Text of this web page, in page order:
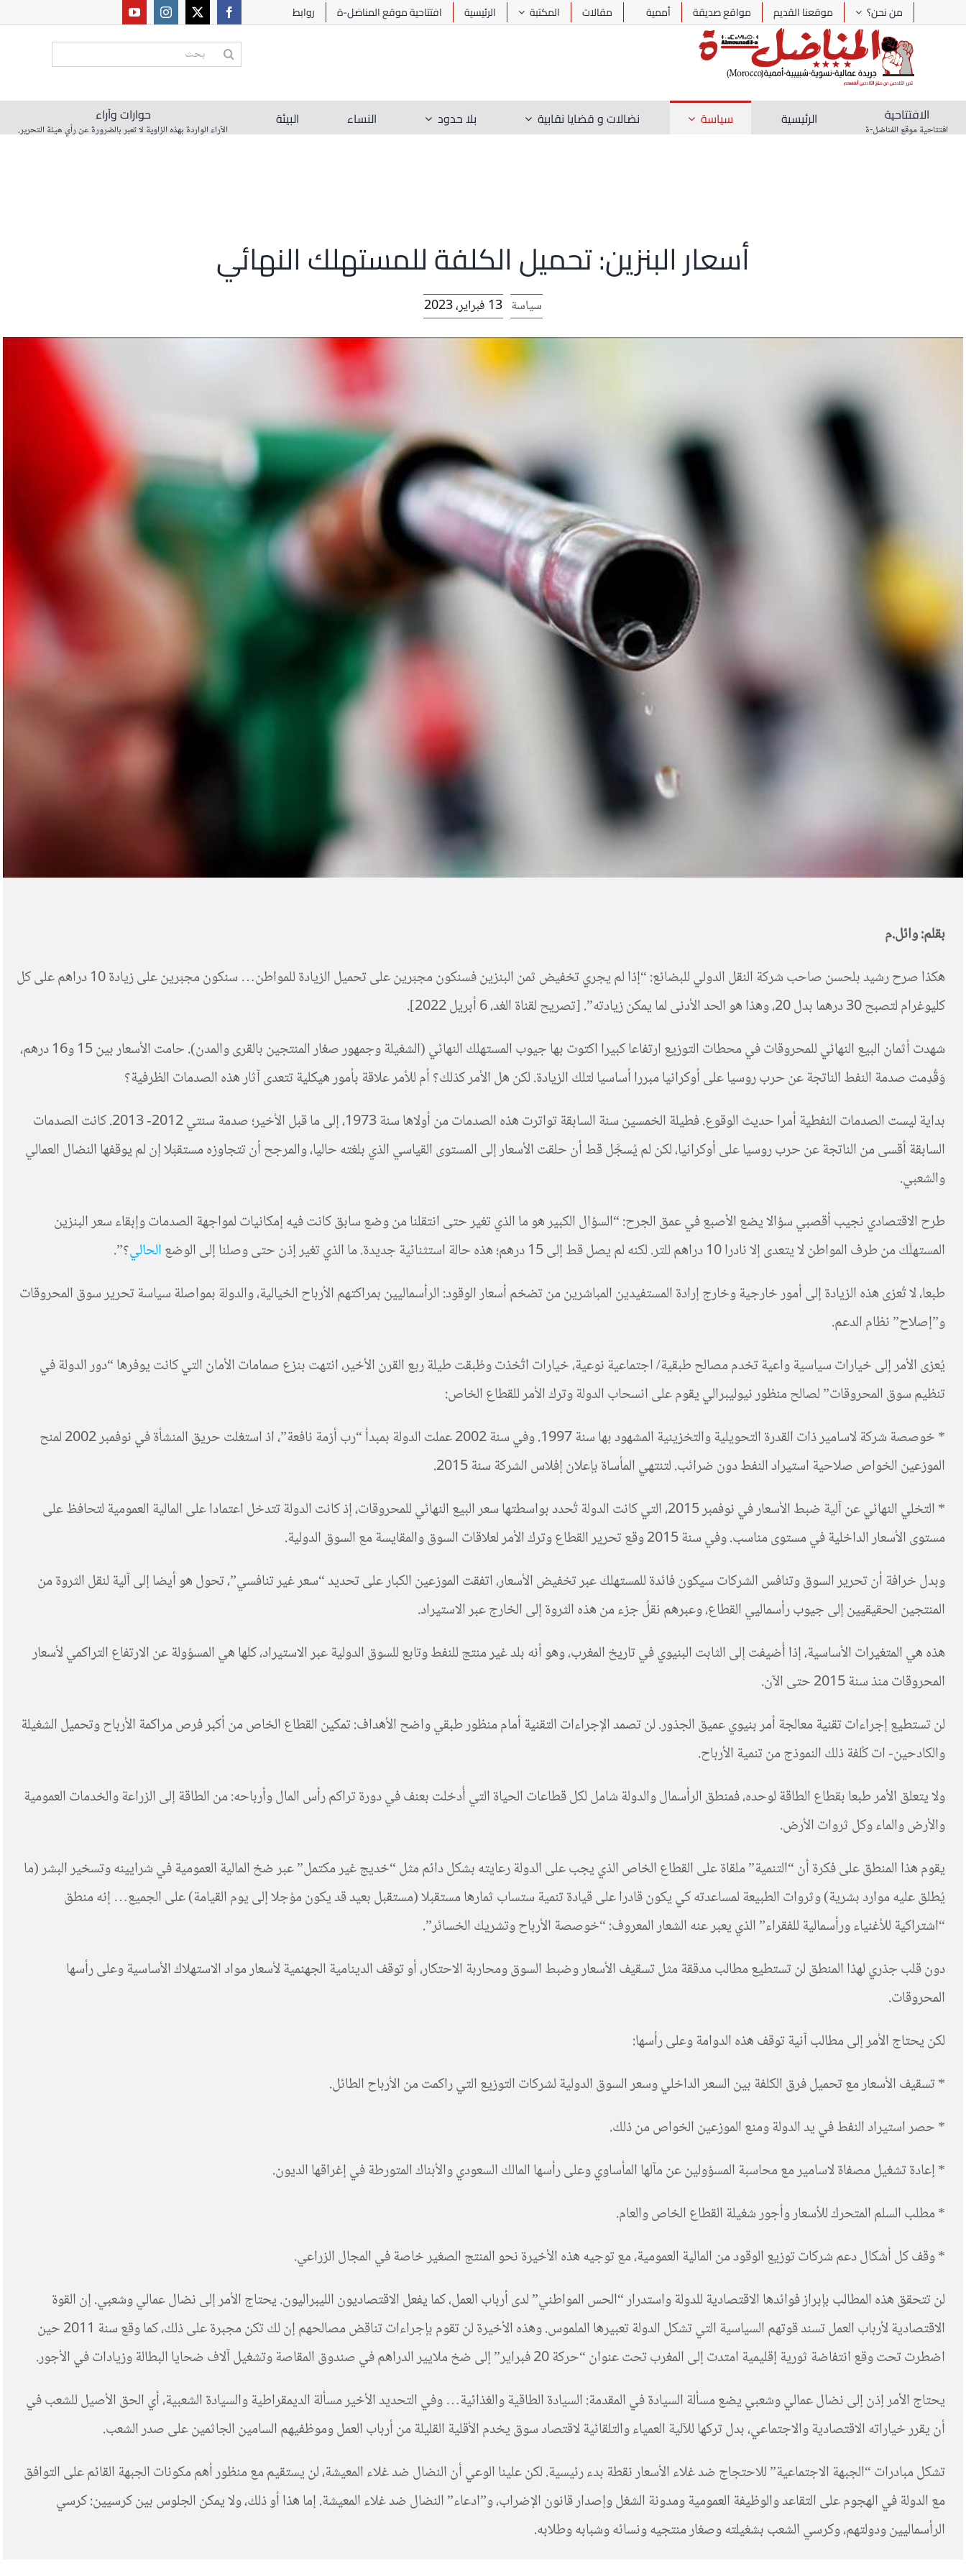
من نحن؟ موقعنا القديم مواقع صديقة أممية مقالات المكتبة الرئيسية افتتاحية موقع المناضل-ة روابط
البحث
الافتتاحية
افتتاحية موقع المُناضل-ة
الرئيسية سياسة نضالات و قضايا نقابية بلا حدود النساء البيئة حوارات وآراء
الآراء الواردة بهذه الزاوية لا تعبر بالضرورة عن رأي هيئة التحرير.
أسعار البنزين: تحميل الكلفة للمستهلك النهائي
سياسة 13 فبراير، 2023
بقلم: وائل.م
هكذا صرح رشيد بلحسن صاحب شركة النقل الدولي للبضائع: “إذا لم يجري تخفيض ثمن البنزين فسنكون مجبَرين على تحميل الزيادة للمواطن… سنكون مجبَرين على زيادة 10 دراهم على كل
كليوغرام لتصبح 30 درهما بدل 20، وهذا هو الحد الأدنى لما يمكن زيادته”. [تصريح لقناة الغد، 6 أبريل 2022].
شهدت أثمان البيع النهائي للمحروقات في محطات التوزيع ارتفاعا كبيرا اكتوت بها جيوب المستهلك النهائي (الشغيلة وجمهور صغار المنتجين بالقرى والمدن). حامت الأسعار بين 15 و16 درهم،
وَقُدِمت صدمة النفط الناتجة عن حرب روسيا على أوكرانيا مبررا أساسيا لتلك الزيادة. لكن هل الأمر كذلك؟ أم للأمر علاقة بأمور هيكلية تتعدى آثار هذه الصدمات الظرفية؟
بداية ليست الصدمات النفطية أمرا حديث الوقوع. فطيلة الخمسين سنة السابقة تواترت هذه الصدمات من أولاها سنة 1973، إلى ما قبل الأخير؛ صدمة سنتي 2012- 2013. كانت الصدمات
السابقة أقسى من الناتجة عن حرب روسيا على أوكرانيا، لكن لم يُسجَّل قط أن حلقت الأسعار إلى المستوى القياسي الذي بلغته حاليا، والمرجح أن تتجاوزه مستقبَلا إن لم يوقفها النضال العمالي
والشعبي.
طرح الاقتصادي نجيب أقصبي سؤالا يضع الأصبع في عمق الجرح: “السؤال الكبير هو ما الذي تغير حتى انتقلنا من وضع سابق كانت فيه إمكانيات لمواجهة الصدمات وإبقاء سعر البنزين
المستهلَك من طرف المواطن لا يتعدى إلا نادرا 10 دراهم للتر. لكنه لم يصل قط إلى 15 درهم؛ هذه حالة استثنائية جديدة. ما الذي تغير إذن حتى وصلنا إلى الوضع
الحالي؟”.
طبعا، لا تُعزى هذه الزيادة إلى أمور خارجية وخارج إرادة المستفيدين المباشرين من تضخم أسعار الوقود: الرأسماليين بمراكتهم الأرباح الخيالية، والدولة بمواصلة سياسة تحرير سوق المحروقات
و”إصلاح” نظام الدعم.
يُعزى الأمر إلى خيارات سياسية واعية تخدم مصالح طبقية/ اجتماعية نوعية، خيارات اتُخذت وطُبقت طيلة ربع القرن الأخير، انتهت بنزع صمامات الأمان التي كانت يوفرها “دور الدولة في
تنظيم سوق المحروقات” لصالح منظور نيوليبرالي يقوم على انسحاب الدولة وترك الأمر للقطاع الخاص:
* خوصصة شركة لاسامير ذات القدرة التحويلية والتخزينية المشهود بها سنة 1997. وفي سنة 2002 عملت الدولة بمبدأ “رب أزمة نافعة”، اذ استغلت حريق المنشأة في نوفمبر 2002 لمنح
الموزعين الخواص صلاحية استيراد النفط دون ضرائب. لتنتهي المأساة بإعلان إفلاس الشركة سنة 2015.
* التخلي النهائي عن آلية ضبط الأسعار في نوفمبر 2015، التي كانت الدولة تُحدد بواسطتها سعر البيع النهائي للمحروقات، إذ كانت الدولة تتدخل اعتمادا على المالية العمومية لتحافظ على
مستوى الأسعار الداخلية في مستوى مناسب. وفي سنة 2015 وقع تحرير القطاع وترك الأمر لعلاقات السوق والمقايسة مع السوق الدولية.
وبدل خرافة أن تحرير السوق وتنافس الشركات سيكون فائدة للمستهلك عبر تخفيض الأسعار، اتفقت الموزعين الكبار على تحديد “سعر غير تنافسي”، تحول هو أيضا إلى آلية لنقل الثروة من
المنتجين الحقيقيين إلى جيوب رأسماليي القطاع، وعبرهم نقلُ جزء من هذه الثروة إلى الخارج عبر الاستيراد.
هذه هي المتغيرات الأساسية، إذا أُضيفت إلى الثابت البنيوي في تاريخ المغرب، وهو أنه بلد غير منتج للنفط وتابع للسوق الدولية عبر الاستيراد، كلها هي المسؤولة عن الارتفاع التراكمي لأسعار
المحروقات منذ سنة 2015 حتى الآن.
لن تستطيع إجراءات تقنية معالجة أمر بنيوي عميق الجذور. لن تصمد الإجراءات التقنية أمام منظور طبقي واضح الأهداف: تمكين القطاع الخاص من أكبر فرص مراكمة الأرباح وتحميل الشغيلة
والكادحين- ات كُلفة ذلك النموذج من تنمية الأرباح.
ولا يتعلق الأمر طبعا بقطاع الطاقة لوحده، فمنطق الرأسمال والدولة شامل لكل قطاعات الحياة التي أُدخلت بعنف في دورة تراكم رأس المال وأرباحه: من الطاقة إلى الزراعة والخدمات العمومية
والأرض والماء وكل ثروات الأرض.
يقوم هذا المنطق على فكرة أن “التنمية” ملقاة على القطاع الخاص الذي يجب على الدولة رعايته بشكل دائم مثل “خديج غير مكتمل” عبر ضخ المالية العمومية في شرايينه وتسخير البشر (ما
يُطلق عليه موارد بشرية) وثروات الطبيعة لمساعدته كي يكون قادرا على قيادة تنمية ستساب ثمارها مستقبلا (مستقبل بعيد قد يكون مؤجلا إلى يوم القيامة) على الجميع… إنه منطق
“اشتراكية للأغنياء ورأسمالية للفقراء” الذي يعبر عنه الشعار المعروف: “خوصصة الأرباح وتشريك الخسائر”.
دون قلب جذري لهذا المنطق لن تستطيع مطالب مدققة مثل تسقيف الأسعار وضبط السوق ومحاربة الاحتكار، أو توقف الدينامية الجهنمية لأسعار مواد الاستهلاك الأساسية وعلى رأسها
المحروقات.
لكن يحتاج الأمر إلى مطالب آنية توقف هذه الدوامة وعلى رأسها:
* تسقيف الأسعار مع تحميل فرق الكلفة بين السعر الداخلي وسعر السوق الدولية لشركات التوزيع التي راكمت من الأرباح الطائل.
* حصر استيراد النفط في يد الدولة ومنع الموزعين الخواص من ذلك.
* إعادة تشغيل مصفاة لاسامير مع محاسبة المسؤولين عن مآلها المأساوي وعلى رأسها المالك السعودي والأبناك المتورطة في إغراقها الديون.
* مطلب السلم المتحرك للأسعار وأجور شغيلة القطاع الخاص والعام.
* وقف كل أشكال دعم شركات توزيع الوقود من المالية العمومية، مع توجيه هذه الأخيرة نحو المنتج الصغير خاصة في المجال الزراعي.
لن تتحقق هذه المطالب بإبراز فوائدها الاقتصادية للدولة واستدرار “الحس المواطني” لدى أرباب العمل، كما يفعل الاقتصاديون الليبراليون. يحتاج الأمر إلى نضال عمالي وشعبي. إن القوة
الاقتصادية لأرباب العمل تسند قوتهم السياسية التي تشكل الدولة تعبيرها الملموس. وهذه الأخيرة لن تقوم بإجراءات تناقض مصالحهم إن لك تكن مجبرة على ذلك، كما وقع سنة 2011 حين
اضطرت تحت وقع انتفاضة ثورية إقليمية امتدت إلى المغرب تحت عنوان “حركة 20 فبراير” إلى ضخ ملايير الدراهم في صندوق المقاصة وتشغيل آلاف ضحايا البطالة وزيادات في الأجور.
يحتاج الأمر إذن إلى نضال عمالي وشعبي يضع مسألة السيادة في المقدمة: السيادة الطاقية والغذائية… وفي التحديد الأخير مسألة الديمقراطية والسيادة الشعبية، أي الحق الأصيل للشعب في
أن يقرر خياراته الاقتصادية والاجتماعي، بدل تركها للآلية العمياء والتلقائية لاقتصاد سوق يخدم الأقلية القليلة من أرباب العمل وموظفيهم السامين الجاثمين على صدر الشعب.
تشكل مبادرات “الجبهة الاجتماعية” للاحتجاج ضد غلاء الأسعار نقطة بدء رئيسية. لكن علينا الوعي أن النضال ضد غلاء المعيشة، لن يستقيم مع منظور أهم مكونات الجبهة القائم على التوافق
مع الدولة في الهجوم على التقاعد والوظيفة العمومية ومدونة الشغل وإصدار قانون الإضراب، و”ادعاء” النضال ضد غلاء المعيشة. إما هذا أو ذلك، ولا يمكن الجلوس بين كرسيين: كرسي
الرأسماليين ودولتهم، وكرسي الشعب بشغيلته وصغار منتجيه ونسائه وشبابه وطلابه.